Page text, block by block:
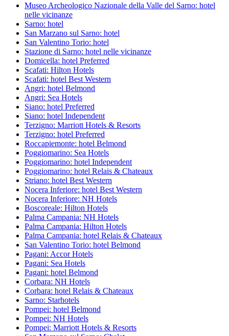
Museo Archeologico Nazionale della Valle del Sarno: hotel
nelle vicinanze
Sarno: hotel
San Marzano sul Sarno: hotel
San Valentino Torio: hotel
Stazione di Sarno: hotel nelle vicinanze
Domicella: hotel Preferred
Scafati: Hilton Hotels
Scafati: hotel Best Western
Angri: hotel Belmond
Angri: Sea Hotels
Siano: hotel Preferred
Siano: hotel Independent
Terzigno: Marriott Hotels & Resorts
Terzigno: hotel Preferred
Roccapiemonte: hotel Belmond
Poggiomarino: Sea Hotels
Poggiomarino: hotel Independent
Poggiomarino: hotel Relais & Chateaux
Striano: hotel Best Western
Nocera Inferiore: hotel Best Western
Nocera Inferiore: NH Hotels
Boscoreale: Hilton Hotels
Palma Campania: NH Hotels
Palma Campania: Hilton Hotels
Palma Campania: hotel Relais & Chateaux
San Valentino Torio: hotel Belmond
Pagani: Accor Hotels
Pagani: Sea Hotels
Pagani: hotel Belmond
Corbara: NH Hotels
Corbara: hotel Relais & Chateaux
Sarno: Starhotels
Pompei: hotel Belmond
Pompei: NH Hotels
Pompei: Marriott Hotels & Resorts